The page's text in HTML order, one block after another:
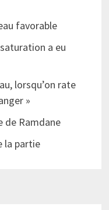
favorable
a eu
lorsqu’on rate
»
de Ramdane
la partie